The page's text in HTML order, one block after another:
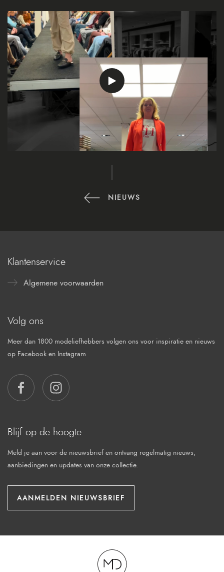
NIEUWS
Klantenservice
Algemene voorwaarden
Volg ons
Meer dan 1800 modeliefhebbers volgen ons voor inspiratie en nieuws
op Facebook en Instagram
FACEBOOKINSTAGRAM
Blijf op de hoogte
Meld je aan voor de nieuwsbrief en ontvang regelmatig nieuws,
aanbiedingen en updates van onze collectie.
AANMELDEN NIEUWSBRIEF